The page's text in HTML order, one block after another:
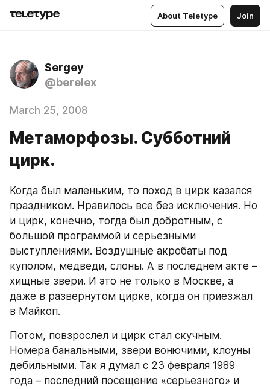
About Teletype Join
Sergey
@berelex
March 25, 2008
Метаморфозы. Субботний
цирк.
Когда был маленьким, то поход в цирк казался
праздником. Нравилось все без исключения. Но
и цирк, конечно, тогда был добротным, с
большой программой и серьезными
выступлениями. Воздушные акробаты под
куполом, медведи, слоны. А в последнем акте –
хищные звери. И это не только в Москве, а
даже в развернутом цирке, когда он приезжал
в Майкоп.
Потом, повзрослел и цирк стал скучным.
Номера банальными, звери вонючими, клоуны
дебильными. Так я думал c 23 февраля 1989
года – последний посещение «серьезного» и